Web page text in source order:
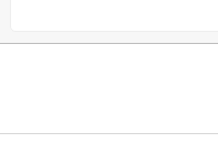
에게 차별적 처우를 해서